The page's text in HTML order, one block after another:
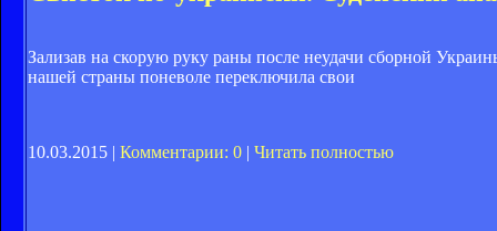
Зализав на скорую руку раны после неудачи сборной
нашей страны поневоле переключила свои
10.03.2015 | Комментарии: 0 | Читать полностью